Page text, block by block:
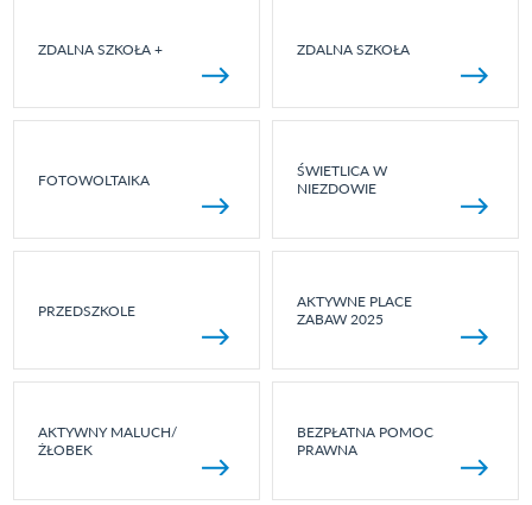
ZDALNA SZKOŁA + ZDALNA SZKOŁA
FOTOWOLTAIKA
ŚWIETLICA W
NIEZDOWIE
PRZEDSZKOLE
AKTYWNE PLACE
ZABAW 2025
AKTYWNY MALUCH/
ŻŁOBEK
BEZPŁATNA POMOC
PRAWNA